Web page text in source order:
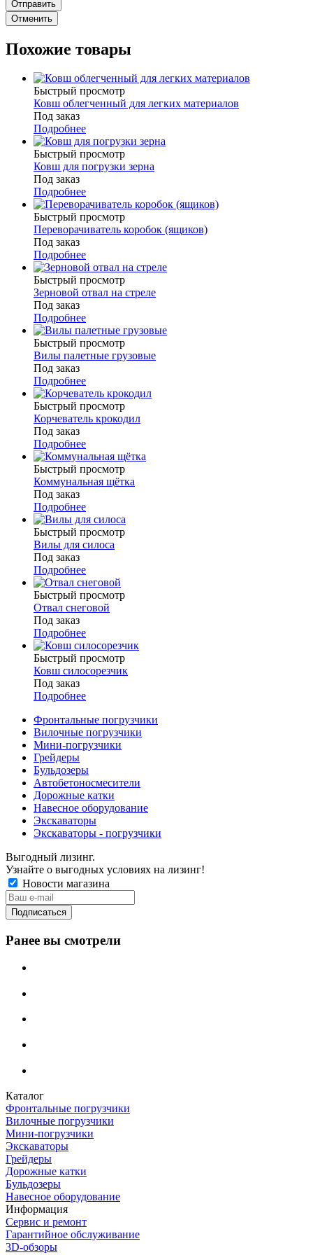
Отменить
Похожие товары
Быстрый просмотр
Ковш облегченный для легких материалов
Под заказ
Подробнее
Быстрый просмотр
Ковш для погрузки зерна
Под заказ
Подробнее
Быстрый просмотр
Переворачиватель коробок (ящиков)
Под заказ
Подробнее
Быстрый просмотр
Зерновой отвал на стреле
Под заказ
Подробнее
Быстрый просмотр
Вилы палетные грузовые
Под заказ
Подробнее
Быстрый просмотр
Корчеватель крокодил
Под заказ
Подробнее
Быстрый просмотр
Коммунальная щётка
Под заказ
Подробнее
Быстрый просмотр
Вилы для силоса
Под заказ
Подробнее
Быстрый просмотр
Отвал снеговой
Под заказ
Подробнее
Быстрый просмотр
Ковш силосорезчик
Под заказ
Подробнее
Фронтальные погрузчики
Вилочные погрузчики
Мини-погрузчики
Грейдеры
Бульдозеры
Автобетоносмесители
Дорожные катки
Навесное оборудование
Экскаваторы
Экскаваторы - погрузчики
Выгодный лизинг.
Узнайте о выгодных условиях на лизинг!
Новости магазина
Ранее вы смотрели
Каталог
Фронтальные погрузчики
Вилочные погрузчики
Мини-погрузчики
Экскаваторы
Грейдеры
Дорожные катки
Бульдозеры
Навесное оборудование
Информация
Сервис и ремонт
Гарантийное обслуживание
3D-обзоры